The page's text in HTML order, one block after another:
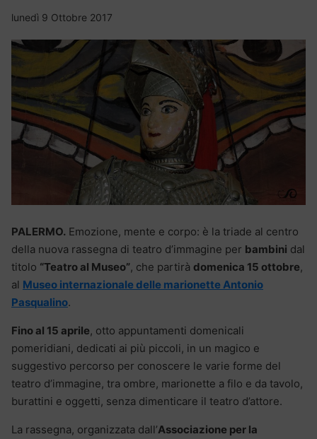
lunedì 9 Ottobre 2017
PALERMO. Emozione, mente e corpo: è la triade al centro
della nuova rassegna di teatro d’immagine per bambini dal
titolo “Teatro al Museo”, che partirà domenica 15 ottobre,
al Museo internazionale delle marionette Antonio
Pasqualino.
Fino al 15 aprile, otto appuntamenti domenicali
pomeridiani, dedicati ai più piccoli, in un magico e
suggestivo percorso per conoscere le varie forme del
teatro d’immagine, tra ombre, marionette a filo e da tavolo,
burattini e oggetti, senza dimenticare il teatro d’attore.
La rassegna, organizzata dall’Associazione per la